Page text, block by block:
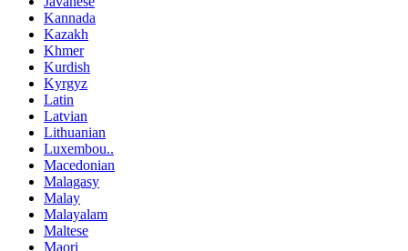
Kannada
Kazakh
Khmer
Kurdish
Kyrgyz
Latin
Latvian
Lithuanian
Luxembou..
Macedonian
Malagasy
Malay
Malayalam
Maltese
Maori